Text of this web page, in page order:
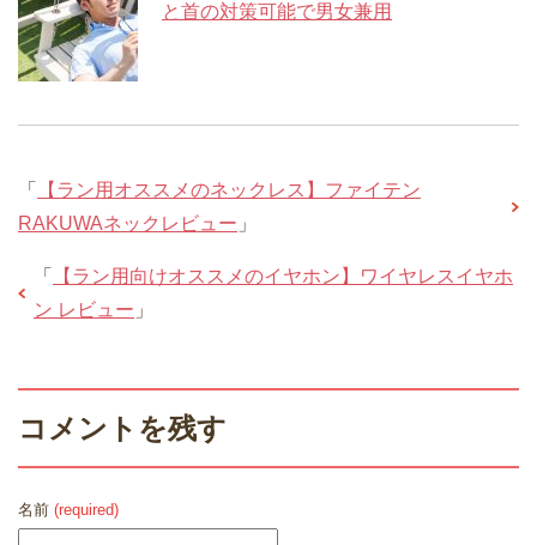
と首の対策可能で男女兼用
「
【ラン用オススメのネックレス】ファイテン
RAKUWAネックレビュー 」
「
【ラン用向けオススメのイヤホン】ワイヤレスイヤホ
ン レビュー 」
コメントを残す
名前 (required)